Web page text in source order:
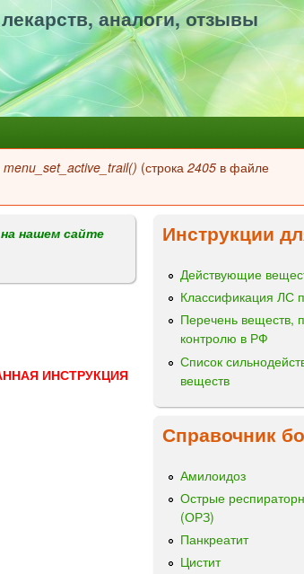
аналоги, отзывы
menu_set_active_trail() (строка 2405 в файле
нашем сайте
ИНСТРУКЦИЯ
Инструкции
Действующие
Классификация ЛС
Перечень веществ,
контролю в РФ
Список
веществ
Справочник
Амилоидоз
Острые
(ОРЗ)
Панкреатит
Цистит